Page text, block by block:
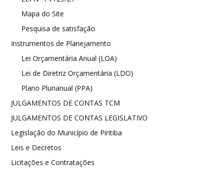
Mapa do Site
Pesquisa de satisfação
Instrumentos de Planejamento
Lei Orçamentária Anual (LOA)
Lei de Diretriz Orçamentária (LDO)
Plano Plurianual (PPA)
JULGAMENTOS DE CONTAS TCM
JULGAMENTOS DE CONTAS LEGISLATIVO
Legislação do Município de Piritiba
Leis e Decretos
Licitações e Contratações